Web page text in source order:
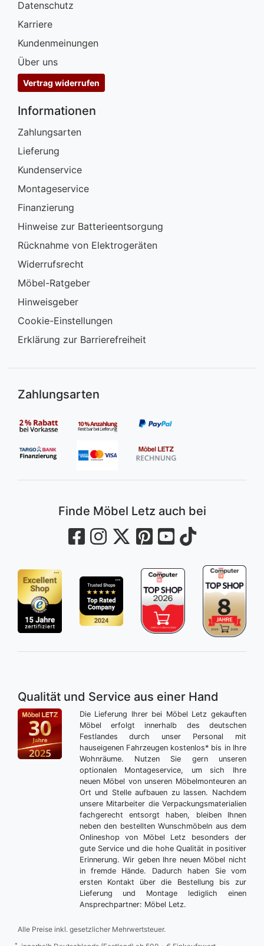
Datenschutz
Karriere
Kundenmeinungen
Über uns
Vertrag widerrufen
Informationen
Zahlungsarten
Lieferung
Kundenservice
Montageservice
Finanzierung
Hinweise zur Batterieentsorgung
Rücknahme von Elektrogeräten
Widerrufsrecht
Möbel-Ratgeber
Hinweisgeber
Cookie-Einstellungen
Erklärung zur Barrierefreiheit
Zahlungsarten
Finde Möbel Letz auch bei
Qualität und Service aus einer Hand
Die Lieferung Ihrer bei Möbel Letz gekauften
Möbel erfolgt innerhalb des deutschen
Festlandes durch unser Personal mit
hauseigenen Fahrzeugen kostenlos* bis in Ihre
Wohnräume. Nutzen Sie gern unseren
optionalen Montageservice, um sich Ihre
neuen Möbel von unseren Möbelmonteuren an
Ort und Stelle aufbauen zu lassen. Nachdem
unsere Mitarbeiter die Verpackungsmaterialien
fachgerecht entsorgt haben, bleiben Ihnen
neben den bestellten Wunschmöbeln aus dem
Onlineshop von Möbel Letz besonders der
gute Service und die hohe Qualität in positiver
Erinnerung. Wir geben Ihre neuen Möbel nicht
in fremde Hände. Dadurch haben Sie vom
ersten Kontakt über die Bestellung bis zur
Lieferung und Montage lediglich einen
Ansprechpartner: Möbel Letz.
Alle Preise inkl. gesetzlicher Mehrwertsteuer.
*